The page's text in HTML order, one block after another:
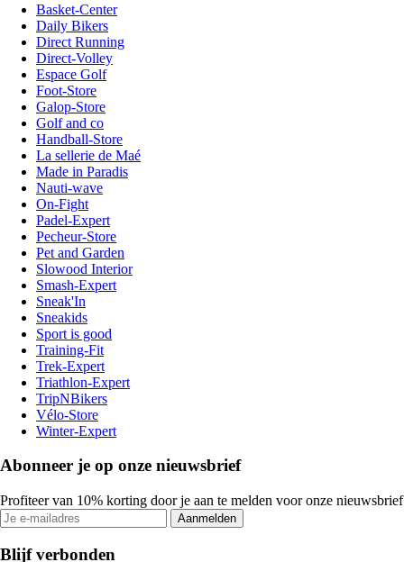
Basket-Center
Daily Bikers
Direct Running
Direct-Volley
Espace Golf
Foot-Store
Galop-Store
Golf and co
Handball-Store
La sellerie de Maé
Made in Paradis
Nauti-wave
On-Fight
Padel-Expert
Pecheur-Store
Pet and Garden
Slowood Interior
Smash-Expert
Sneak'In
Sneakids
Sport is good
Training-Fit
Trek-Expert
Triathlon-Expert
TripNBikers
Vélo-Store
Winter-Expert
Abonneer je op onze nieuwsbrief
Profiteer van 10% korting door je aan te melden voor onze nieuwsbrief
Aanmelden
Blijf verbonden